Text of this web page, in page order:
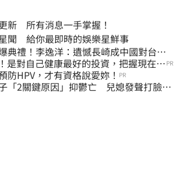
新 所有消息一手掌握！
聞 給你最即時的娛樂星鮮事
典禮！李逸洋：遺憾長崎成中國對台實
工具
是對自己健康最好的投資，把握現在不 PR
防HPV，才有資格說愛妳！ PR
「2關鍵原因」抑鬱亡 兒媳發聲打臉：